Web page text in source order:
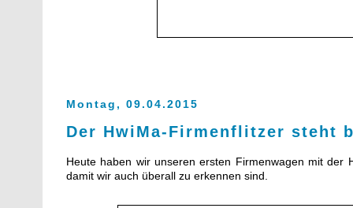
Montag, 09.04.2015
Der HwiMa-Firmenflitzer steht
Heute haben wir unseren ersten Firmenwagen mit der
damit wir auch überall zu erkennen sind.